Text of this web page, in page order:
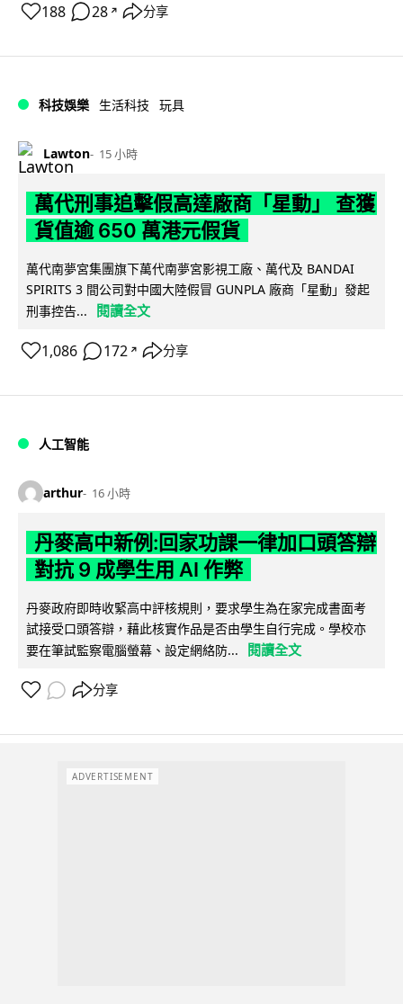
188 28 ↗ 分享
科技娛樂 生活科技 玩具
Lawton 15 小時
萬代刑事追擊假高達廠商「星動」 查獲
貨值逾 650 萬港元假貨
萬代南夢宮集團旗下萬代南夢宮影視工廠、萬代及 BANDAI
SPIRITS 3 間公司對中國大陸假冒 GUNPLA 廠商「星動」發起
刑事控告...
閱讀全文
1,086 172 ↗ 分享
人工智能
arthur 16 小時
丹麥高中新例:回家功課一律加口頭答辯
對抗 9 成學生用 AI 作弊
丹麥政府即時收緊高中評核規則，要求學生為在家完成書面考
試接受口頭答辯，藉此核實作品是否由學生自行完成。學校亦
要在筆試監察電腦螢幕、設定網絡防...
閱讀全文
分享
ADVERTISEMENT